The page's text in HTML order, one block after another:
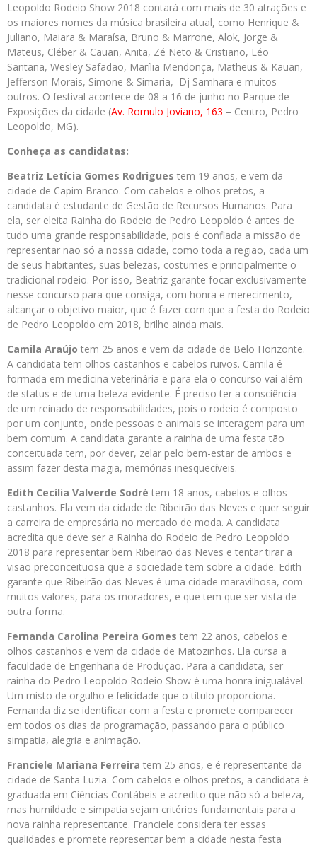
Leopoldo Rodeio Show 2018 contará com mais de 30 atrações e
os maiores nomes da música brasileira atual, como Henrique &
Juliano, Maiara & Maraísa, Bruno & Marrone, Alok, Jorge &
Mateus, Cléber & Cauan, Anita, Zé Neto & Cristiano, Léo
Santana, Wesley Safadão, Marília Mendonça, Matheus & Kauan,
Jefferson Morais, Simone & Simaria, Dj Samhara e muitos
outros. O festival acontece de 08 a 16 de junho no Parque de
Exposições da cidade (Av. Romulo Joviano, 163 – Centro, Pedro
Leopoldo, MG).
Conheça as candidatas:
Beatriz Letícia Gomes Rodrigues tem 19 anos, e vem da
cidade de Capim Branco. Com cabelos e olhos pretos, a
candidata é estudante de Gestão de Recursos Humanos. Para
ela, ser eleita Rainha do Rodeio de Pedro Leopoldo é antes de
tudo uma grande responsabilidade, pois é confiada a missão de
representar não só a nossa cidade, como toda a região, cada um
de seus habitantes, suas belezas, costumes e principalmente o
tradicional rodeio. Por isso, Beatriz garante focar exclusivamente
nesse concurso para que consiga, com honra e merecimento,
alcançar o objetivo maior, que é fazer com que a festa do Rodeio
de Pedro Leopoldo em 2018, brilhe ainda mais.
Camila Araújo tem 25 anos e vem da cidade de Belo Horizonte.
A candidata tem olhos castanhos e cabelos ruivos. Camila é
formada em medicina veterinária e para ela o concurso vai além
de status e de uma beleza evidente. É preciso ter a consciência
de um reinado de responsabilidades, pois o rodeio é composto
por um conjunto, onde pessoas e animais se interagem para um
bem comum. A candidata garante a rainha de uma festa tão
conceituada tem, por dever, zelar pelo bem-estar de ambos e
assim fazer desta magia, memórias inesquecíveis.
Edith Cecília Valverde Sodré tem 18 anos, cabelos e olhos
castanhos. Ela vem da cidade de Ribeirão das Neves e quer seguir
a carreira de empresária no mercado de moda. A candidata
acredita que deve ser a Rainha do Rodeio de Pedro Leopoldo
2018 para representar bem Ribeirão das Neves e tentar tirar a
visão preconceituosa que a sociedade tem sobre a cidade. Edith
garante que Ribeirão das Neves é uma cidade maravilhosa, com
muitos valores, para os moradores, e que tem que ser vista de
outra forma.
Fernanda Carolina Pereira Gomes tem 22 anos, cabelos e
olhos castanhos e vem da cidade de Matozinhos. Ela cursa a
faculdade de Engenharia de Produção. Para a candidata, ser
rainha do Pedro Leopoldo Rodeio Show é uma honra inigualável.
Um misto de orgulho e felicidade que o título proporciona.
Fernanda diz se identificar com a festa e promete comparecer
em todos os dias da programação, passando para o público
simpatia, alegria e animação.
Franciele Mariana Ferreira tem 25 anos, e é representante da
cidade de Santa Luzia. Com cabelos e olhos pretos, a candidata é
graduada em Ciências Contábeis e acredito que não só a beleza,
mas humildade e simpatia sejam critérios fundamentais para a
nova rainha representante. Franciele considera ter essas
qualidades e promete representar bem a cidade nesta festa